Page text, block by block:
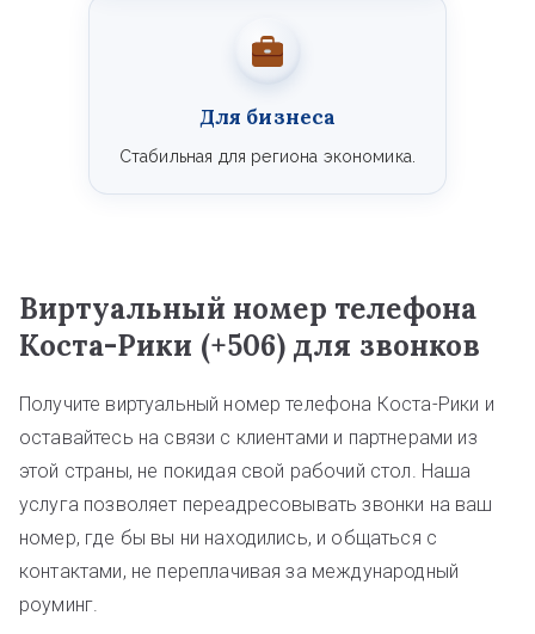
Для бизнеса
Стабильная для региона экономика.
Виртуальный номер телефона
Коста-Рики (+506) для звонков
Получите виртуальный номер телефона Коста-Рики и
оставайтесь на связи с клиентами и партнерами из
этой страны, не покидая свой рабочий стол. Наша
услуга позволяет переадресовывать звонки на ваш
номер, где бы вы ни находились, и общаться с
контактами, не переплачивая за международный
роуминг.